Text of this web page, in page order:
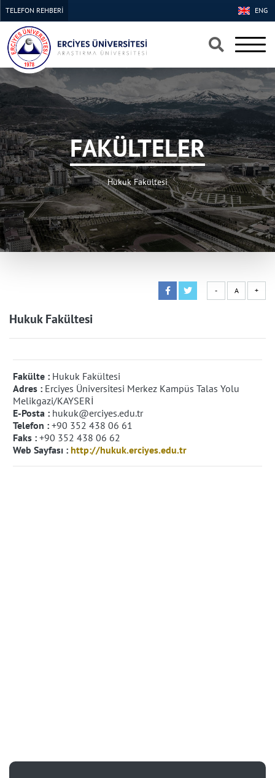
×
×
ENG
TELEFON REHBERİ
FAKÜLTELER
Hukuk Fakültesi
- A +
Hukuk Fakültesi
Fakülte : Hukuk Fakültesi
Adres : Erciyes Üniversitesi Merkez Kampüs Talas Yolu
Melikgazi/KAYSERİ
E-Posta : hukuk@erciyes.edu.tr
Telefon : +90 352 438 06 61
Faks : +90 352 438 06 62
Web Sayfası : http://hukuk.erciyes.edu.tr